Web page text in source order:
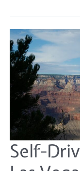
Self-
Self-
Drive:
partenza
da